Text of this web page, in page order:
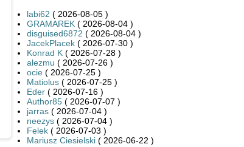
labi62 ( 2026-08-05 )
GRAMAREK( 2026-08-04 )
disguised6872 ( 2026-08-04 )
JacekPlacek( 2026-07-30 )
Konrad K( 2026-07-28 )
alezmu ( 2026-07-26 )
ocie( 2026-07-25 )
Matiolus( 2026-07-25 )
Eder( 2026-07-16 )
Author85( 2026-07-07 )
jarras( 2026-07-04 )
neezys( 2026-07-04 )
Felek( 2026-07-03 )
Mariusz Ciesielski( 2026-06-22 )